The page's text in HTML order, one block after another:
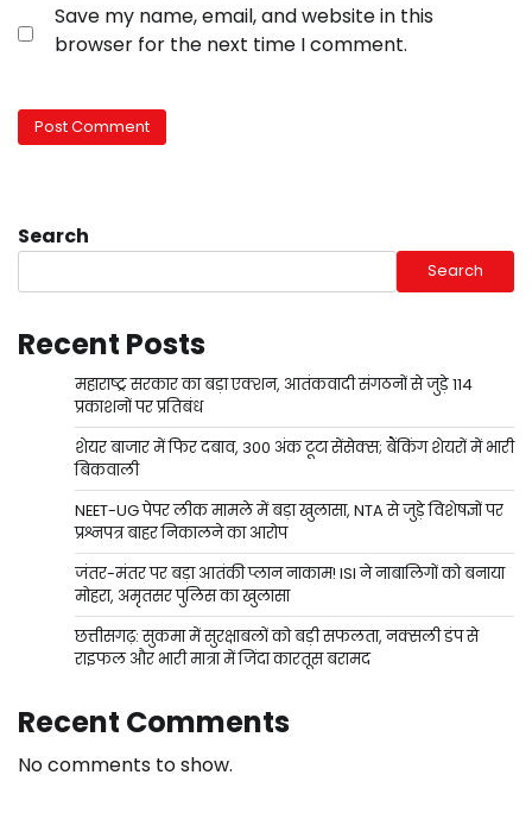
Save my name, email, and website in this
browser for the next time I comment.
Search
Search
Recent Posts
महाराष्ट्र सरकार का बड़ा एक्शन, आतंकवादी संगठनों से जुड़े 114
प्रकाशनों पर प्रतिबंध
शेयर बाजार में फिर दबाव, 300 अंक टूटा सेंसेक्स; बैंकिंग शेयरों में भारी
बिकवाली
NEET-UG पेपर लीक मामले में बड़ा खुलासा, NTA से जुड़े विशेषज्ञों पर
प्रश्नपत्र बाहर निकालने का आरोप
जंतर-मंतर पर बड़ा आतंकी प्लान नाकाम! ISI ने नाबालिगों को बनाया
मोहरा, अमृतसर पुलिस का खुलासा
छत्तीसगढ़: सुकमा में सुरक्षाबलों को बड़ी सफलता, नक्सली डंप से
राइफल और भारी मात्रा में जिंदा कारतूस बरामद
Recent Comments
No comments to show.